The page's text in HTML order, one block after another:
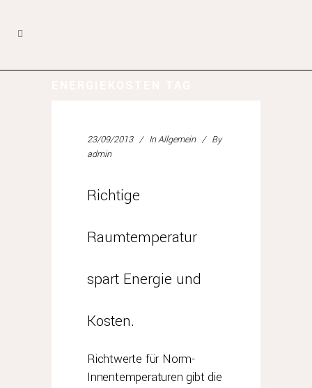
23/09/2013 InAllgemein
By
admin
Richtige
Raumtemperatur
spart Energie und
Kosten.
Richtwerte für Norm-
Innentemperaturen gibt die